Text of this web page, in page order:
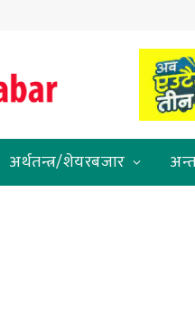
अर्थतन्त्र/शेयरबजार